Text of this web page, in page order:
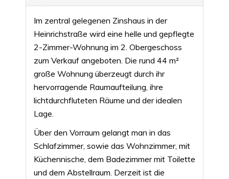
Im zentral gelegenen Zinshaus in der
Heinrichstraße wird eine helle und gepflegte
2-Zimmer-Wohnung im 2. Obergeschoss
zum Verkauf angeboten. Die rund 44 m²
große Wohnung überzeugt durch ihr
hervorragende Raumaufteilung, ihre
lichtdurchfluteten Räume und der idealen
Lage.
Über den Vorraum gelangt man in das
Schlafzimmer, sowie das Wohnzimmer, mit
Küchennische, dem Badezimmer mit Toilette
und dem Abstellraum. Derzeit ist die